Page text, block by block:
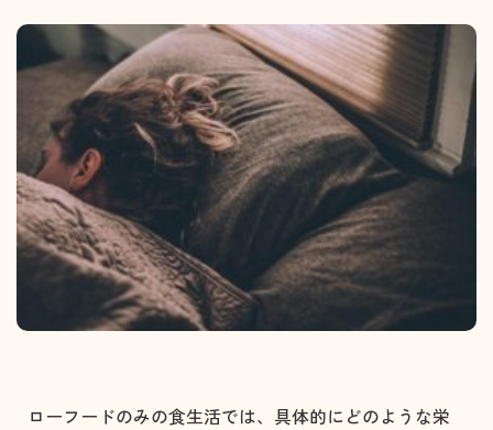
ローフードのみの食生活では、具体的にどのような栄